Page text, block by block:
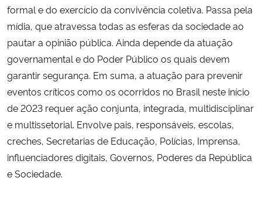
formal e do exercício da convivência coletiva. Passa pela
mídia, que atravessa todas as esferas da sociedade ao
pautar a opinião pública. Ainda depende da atuação
governamental e do Poder Público os quais devem
garantir segurança. Em suma, a atuação para prevenir
eventos críticos como os ocorridos no Brasil neste início
de 2023 requer ação conjunta, integrada, multidisciplinar
e multissetorial. Envolve pais, responsáveis, escolas,
creches, Secretarias de Educação, Polícias, Imprensa,
influenciadores digitais, Governos, Poderes da República
e Sociedade.